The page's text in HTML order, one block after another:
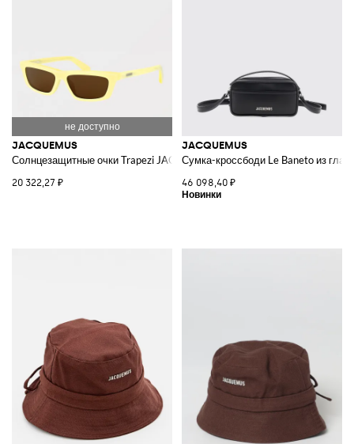
Giglio.com с бесплатной доставкой.
Смотреть все
JACQUEMUS
JACQUEMUS
Солнцезащитные очки Trapezi JAC136C3SUN из ацетата
20 322,27 ₽
JACQUEMUS
Сумка-кроссбоди Le Baneto из
46 098,40 ₽